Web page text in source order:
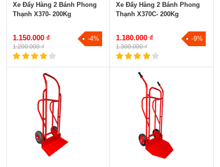
Xe Đẩy Hàng 2 Bánh Phong
Thạnh X370- 200Kg
1.150.000 ₫
1.200.000 ₫
-4%
Xe Đẩy Hàng 2 Bánh Phong
Thạnh X370C- 200Kg
1.180.000 ₫
1.300.000 ₫
-9%